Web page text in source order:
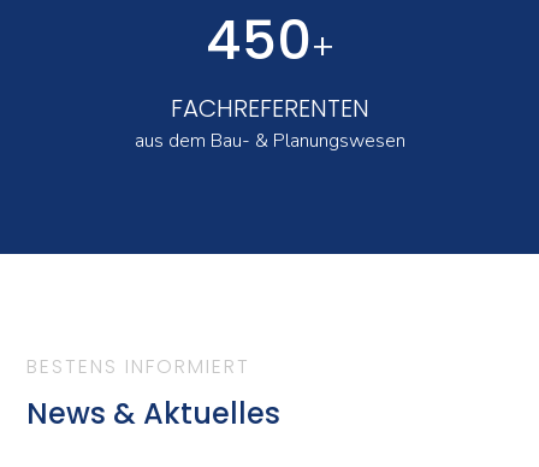
450+
FACHREFERENTEN
aus dem Bau- & Planungswesen
BESTENS INFORMIERT
News & Aktuelles